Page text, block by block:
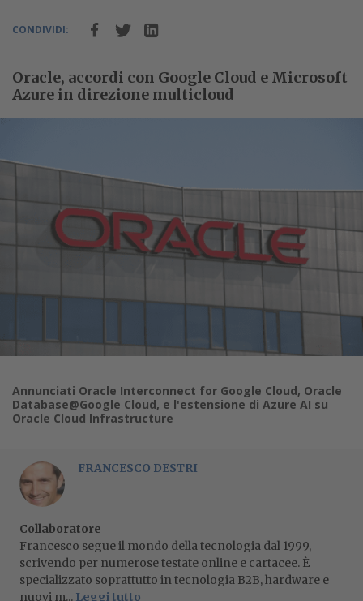
CONDIVIDI:
Oracle, accordi con Google Cloud e Microsoft
Azure in direzione multicloud
Annunciati Oracle Interconnect for Google Cloud, Oracle
Database@Google Cloud, e l'estensione di Azure AI su
Oracle Cloud Infrastructure
FRANCESCO DESTRI
Collaboratore
Francesco segue il mondo della tecnologia dal 1999,
scrivendo per numerose testate online e cartacee. È
specializzato soprattutto in tecnologia B2B, hardware e
nuovi m... Leggi tutto